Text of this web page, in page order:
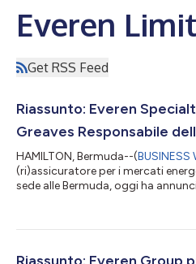
Everen
Get RSS Feed
Riassunto: Everen
Greaves Responsabile
HAMILTON, Bermuda--(BUSINESS
(ri)assicuratore per i mercati
sede alle Bermuda, oggi ha
Team dirigente dell'Everen Group,
che continuerà in una capacità di